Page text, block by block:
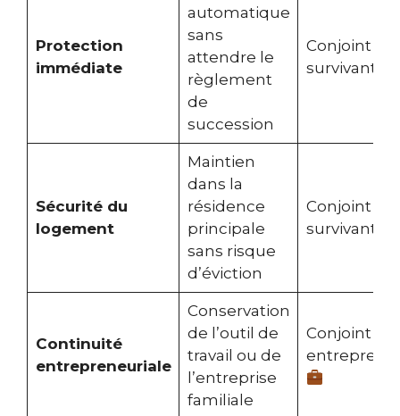
Protection
immédiate
automatique
sans
attendre le
règlement
de
succession
Conjoint
survivant
Sécurité du
logement
Maintien
dans la
résidence
principale
sans risque
d’éviction
Conjoint
survivant
Continuité
entrepreneuriale
Conservation
de l’outil de
travail ou de
l’entreprise
familiale
Conjoint